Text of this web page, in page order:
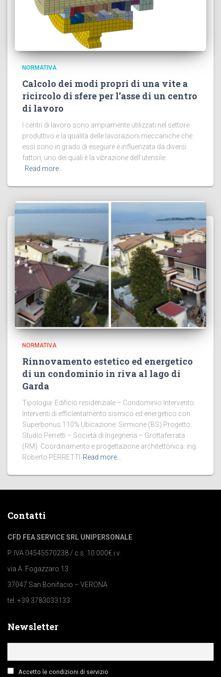
NORMATIVA
Calcolo dei modi propri di una vite a
ricircolo di sfere per l’asse di un centro
di lavoro
I centri di lavoro sono ampiamente utilizzati nel settore
produttivo e la qualità delle lavorazioni meccaniche che
essi sono in grado di eseguire è influenzata da diversi
fattori, uno dei quali è la vibrazione dell’utensile.
Read more…
NORMATIVA
Rinnovamento estetico ed energetico
di un condominio in riva al lago di
Garda
Tipologia: Edificio residenziale – Condominio Intervento:
Interventi di efficientamento sismico ed energetico con
Superbonus 110% Ubicazione: Sirmione (BS) Progetto:
Studio Perretti – Società di Ingegneria – Grottaferrata
(RM) Coordinamento e progettazione architettonica: ing.
Roberto PERRETTI Read more…
Contatti
CFD FEA SERVICE SRL UNIPERSONALE
P. IVA 04545570238 / c.s. 10.000€ i.v.
via A. Fogazzaro 13
37047 San Bonifacio – VERONA
tel. +39 3783033133
Newsletter
Accetto le condizioni di servizio